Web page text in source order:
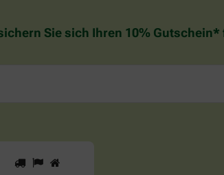
Sie sich Ihren 10%
Sind
Sie
1 2